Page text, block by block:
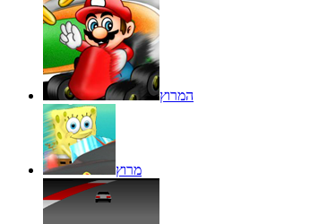
המרוץ
מרוץ